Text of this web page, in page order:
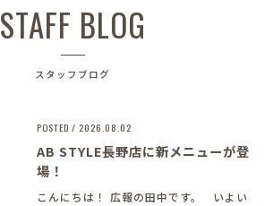
STAFF BLOG
スタッフブログ
POSTED / 2026.08.02
AB STYLE長野店に新メニューが登
場！
こんにちは！ 広報の田中です。 いよい